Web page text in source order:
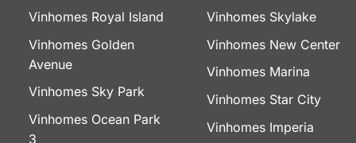
Vinhomes Royal Island
Vinhomes Golden
Avenue
Vinhomes Sky Park
Vinhomes Ocean Park
3
Vinhomes Skylake
Vinhomes New Center
Vinhomes Marina
Vinhomes Star City
Vinhomes Imperia